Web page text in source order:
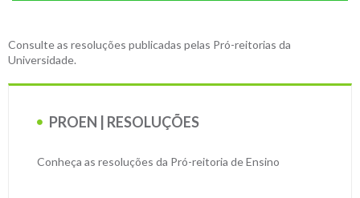
Consulte as resoluções publicadas pelas Pró-reitorias da
Universidade.
PROEN | RESOLUÇÕES
Conheça as resoluções da Pró-reitoria de Ensino